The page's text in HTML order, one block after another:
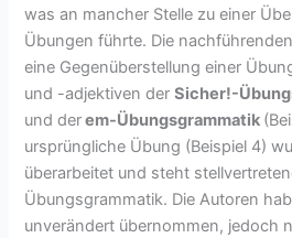
was an mancher Stelle zu einer
Übungen führte. Die
eine Gegenüberstellung einer
und -adjektiven derSicher!-
und derem-Übungsgrammatik
ursprüngliche Übung (Beispiel 4)
überarbeitet und steht
Übungsgrammatik. Die Autoren
unverändert übernommen, jedoch